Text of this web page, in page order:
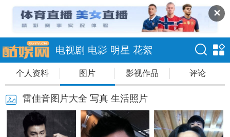
✕
电视剧 电影 明星 花絮
个人资料 图片 影视作品 评论
雷佳音图片大全 写真 生活照片